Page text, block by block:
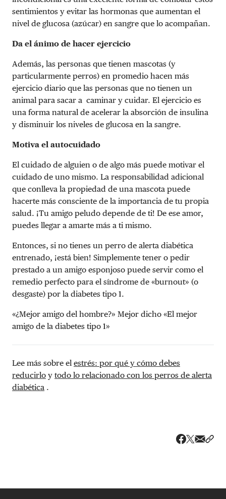
sentimientos y evitar las hormonas que aumentan el
nivel de glucosa (azúcar) en sangre que lo acompañan.
Da el ánimo de hacer ejercicio
Además, las personas que tienen mascotas (y
particularmente perros) en promedio hacen más
ejercicio diario que las personas que no tienen un
animal para sacar a caminar y cuidar. El ejercicio es
una forma natural de acelerar la absorción de insulina
y disminuir los niveles de glucosa en la sangre.
Motiva el autocuidado
El cuidado de alguien o de algo más puede motivar el
cuidado de uno mismo. La responsabilidad adicional
que conlleva la propiedad de una mascota puede
hacerte más consciente de la importancia de tu propia
salud. ¡Tu amigo peludo depende de ti! De ese amor,
puedes llegar a amarte más a ti mismo.
Entonces, si no tienes un perro de alerta diabética
entrenado, ¡está bien! Simplemente tener o pedir
prestado a un amigo esponjoso puede servir como el
remedio perfecto para el síndrome de «burnout» (o
desgaste) por la diabetes tipo 1.
«¿Mejor amigo del hombre?» Mejor dicho «El mejor
amigo de la diabetes tipo 1»
Lee más sobre el estrés: por qué y cómo debes
reducirlo y todo lo relacionado con los perros de alerta
diabética .